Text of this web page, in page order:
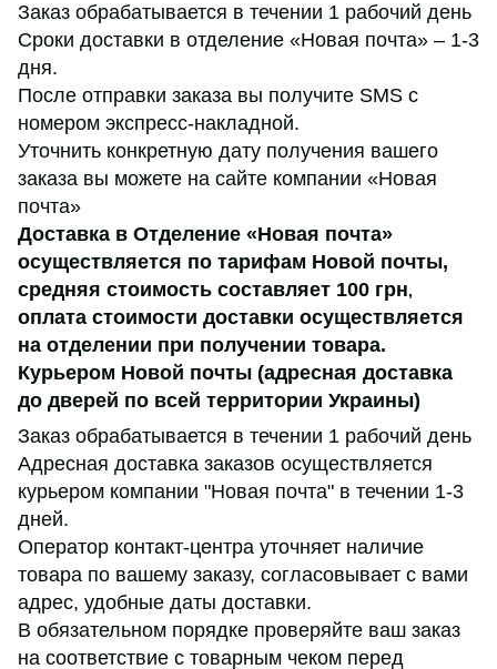
Заказ обрабатывается в течении 1 рабочий день
Сроки доставки в отделение «Новая почта» – 1-3
дня.
После отправки заказа вы получите SMS с
номером экспресс-накладной.
Уточнить конкретную дату получения вашего
заказа вы можете на сайте компании «Новая
почта»
Доставка в Отделение «Новая почта»
осуществляется по тарифам Новой почты,
средняя стоимость составляет 100 грн,
оплата стоимости доставки осуществляется
на отделении при получении товара.
Курьером Новой почты (адресная доставка
до дверей по всей территории Украины)
Заказ обрабатывается в течении 1 рабочий день
Адресная доставка заказов осуществляется
курьером компании "Новая почта" в течении 1-3
дней.
Оператор контакт-центра уточняет наличие
товара по вашему заказу, согласовывает с вами
адрес, удобные даты доставки.
В обязательном порядке проверяйте ваш заказ
на соответствие с товарным чеком перед